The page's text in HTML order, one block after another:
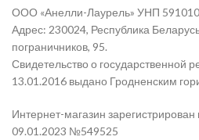
ООО «Анелли-Лаурель» УНП
Адрес: 230024, Республика
пограничников, 95.
Свидетельство о государственной
13.01.2016 выдано Гродненским
Интернет-магазин
09.01.2023 №549525